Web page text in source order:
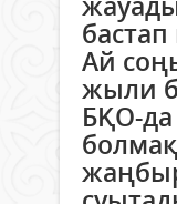
Ай
жыли
БҚО-